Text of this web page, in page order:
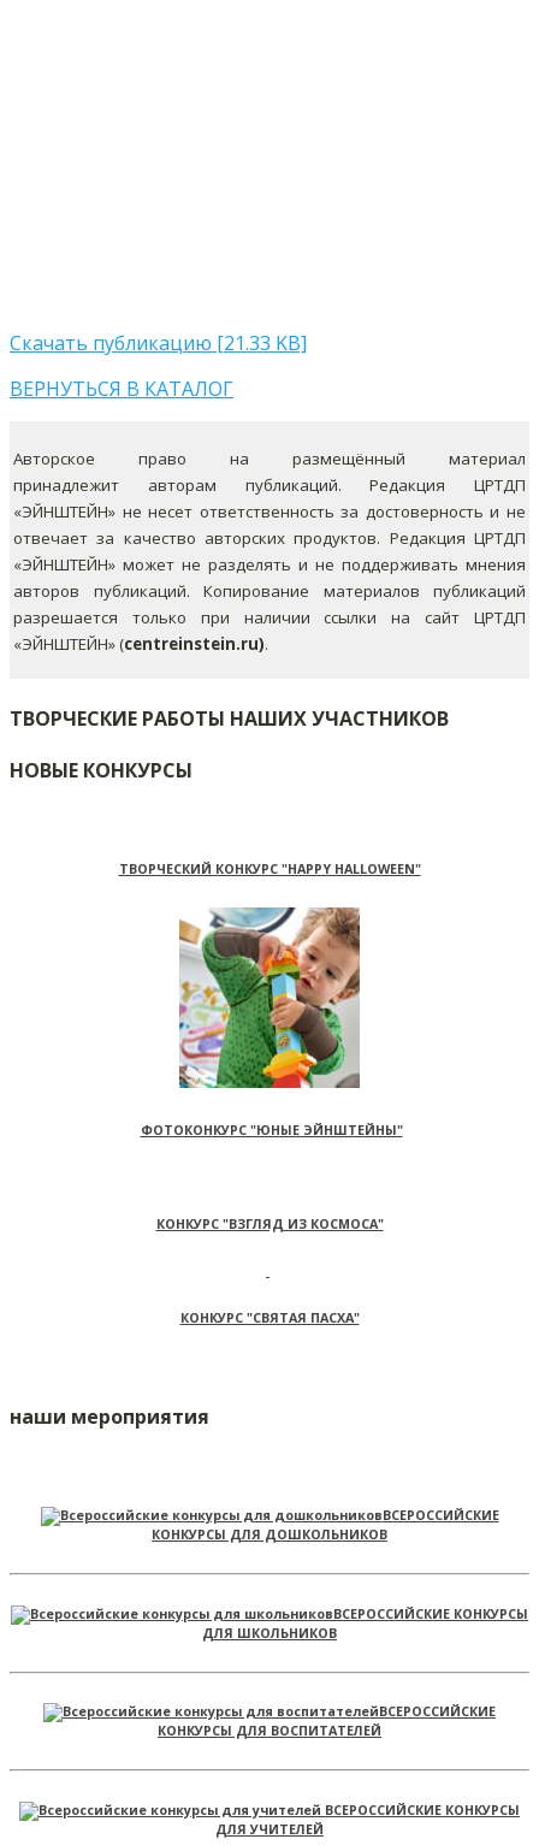
Скачать публикацию [21.33 KB]
ВЕРНУТЬСЯ В КАТАЛОГ
Авторское право на размещённый материал
принадлежит авторам публикаций. Редакция ЦРТДП
«ЭЙНШТЕЙН» не несет ответственность за достоверность и не
отвечает за качество авторских продуктов. Редакция ЦРТДП
«ЭЙНШТЕЙН» может не разделять и не поддерживать мнения
авторов публикаций. Копирование материалов публикаций
разрешается только при наличии ссылки на сайт ЦРТДП
«ЭЙНШТЕЙН» (centreinstein.ru).
ТВОРЧЕСКИЕ РАБОТЫ НАШИХ УЧАСТНИКОВ
НОВЫЕ КОНКУРСЫ
ТВОРЧЕСКИЙ КОНКУРС "HAPPY HALLOWEEN"
ФОТОКОНКУРС "ЮНЫЕ ЭЙНШТЕЙНЫ"
КОНКУРС "ВЗГЛЯД ИЗ КОСМОСА"
КОНКУРС "СВЯТАЯ ПАСХА"
наши мероприятия
ВСЕРОССИЙСКИЕ
КОНКУРСЫ ДЛЯ ДОШКОЛЬНИКОВ
ВСЕРОССИЙСКИЕ КОНКУРСЫ
ДЛЯ ШКОЛЬНИКОВ
ВСЕРОССИЙСКИЕ
КОНКУРСЫ ДЛЯ ВОСПИТАТЕЛЕЙ
ВСЕРОССИЙСКИЕ КОНКУРСЫ
ДЛЯ УЧИТЕЛЕЙ